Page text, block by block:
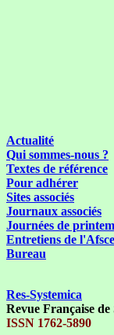
Actualité
Qui sommes-nous ?
Textes de référence
Pour adhérer
Sites associés
Journaux associés
Journées de
Entretiens de
Bureau
Res-Systemica
Revue Française de
ISSN 1762-5890